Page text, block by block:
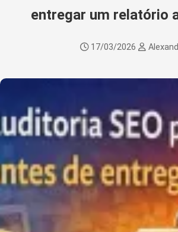
entregar um relatório
17/03/2026